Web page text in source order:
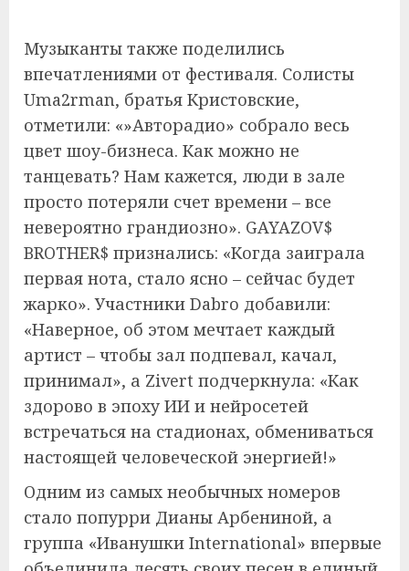
Музыканты также поделились
впечатлениями от фестиваля. Солисты
Uma2rman, братья Кристовские,
отметили: «»Авторадио» собрало весь
цвет шоу-бизнеса. Как можно не
танцевать? Нам кажется, люди в зале
просто потеряли счет времени – все
невероятно грандиозно». GAYAZOV$
BROTHER$ признались: «Когда заиграла
первая нота, стало ясно – сейчас будет
жарко». Участники Dabro добавили:
«Наверное, об этом мечтает каждый
артист – чтобы зал подпевал, качал,
принимал», а Zivert подчеркнула: «Как
здорово в эпоху ИИ и нейросетей
встречаться на стадионах, обмениваться
настоящей человеческой энергией!»
Одним из самых необычных номеров
стало попурри Дианы Арбениной, а
группа «Иванушки International» впервые